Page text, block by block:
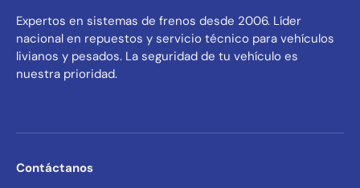
Expertos en sistemas de frenos desde 2006. Líder
nacional en repuestos y servicio técnico para vehículos
livianos y pesados. La seguridad de tu vehículo es
nuestra prioridad.
Contáctanos